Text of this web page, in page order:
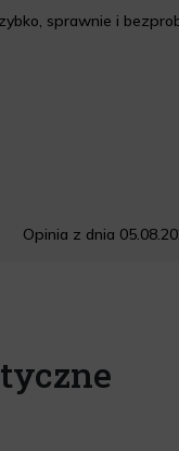
sprawnie i
Opinia z dnia